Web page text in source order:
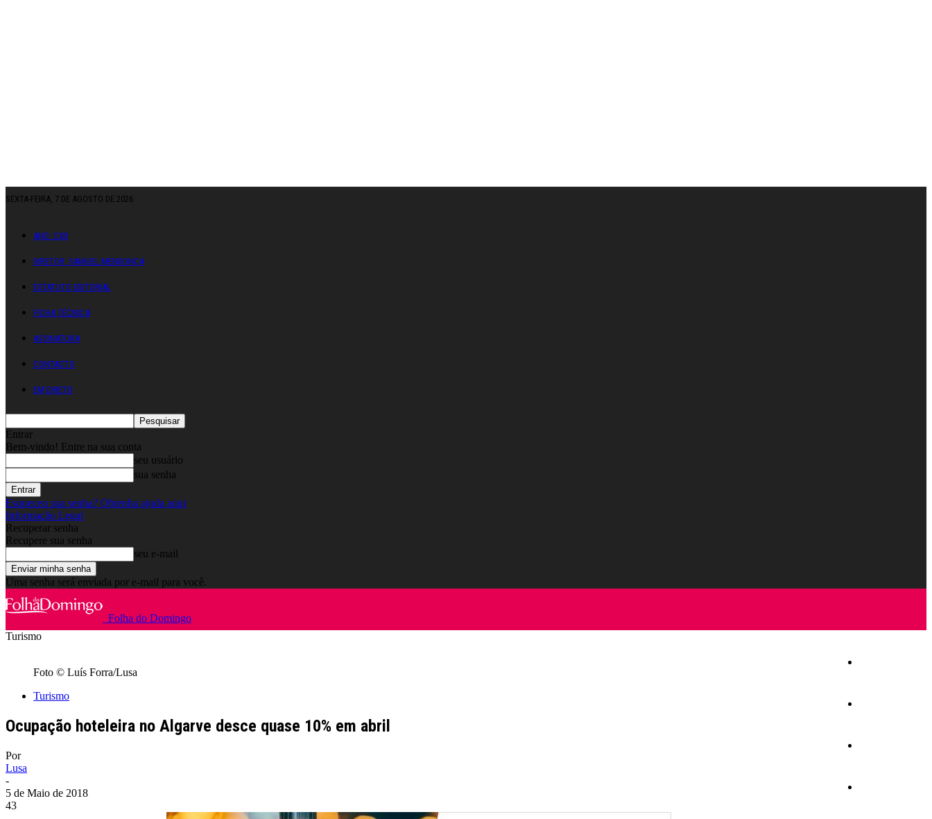
SEXTA-FEIRA, 7 DE AGOSTO DE 2026
ANO: CXII
DIRETOR: SAMUEL MENDONÇA
ESTATUTO EDITORIAL
FICHA TÉCNICA
ASSINATURA
CONTACTO
EM DIRETO
Entrar
Bem-vindo! Entre na sua conta
seu usuário
sua senha
Esqueceu sua senha? Obtenha ajuda aqui
Informação Legal
Recuperar senha
Recupere sua senha
seu e-mail
Uma senha será enviada por e-mail para você.
Folha do Domingo
Turismo
Foto © Luís Forra/Lusa
Turismo
Ocupação hoteleira no Algarve desce quase 10% em abril
Por
Lusa
-
5 de Maio de 2018
43